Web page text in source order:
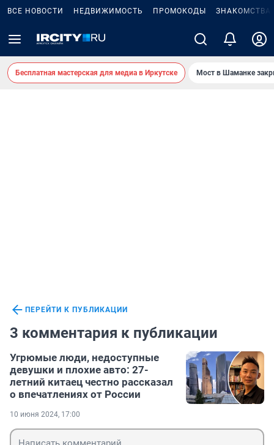
ВСЕ НОВОСТИ НЕДВИЖИМОСТЬ ПРОМОКОДЫ ЗНАКОМСТВА
Бесплатная мастерская для медиа в Иркутске Мост в Шаманке
ПЕРЕЙТИ К ПУБЛИКАЦИИ
3 комментария к публикации
Угрюмые люди, недоступные
девушки и плохие авто: 27-
летний китаец честно рассказал
о впечатлениях от России
10 июня 2024, 17:00